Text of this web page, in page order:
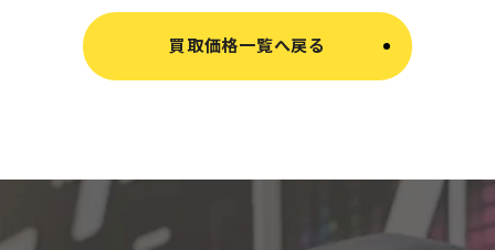
買取価格一覧へ戻る